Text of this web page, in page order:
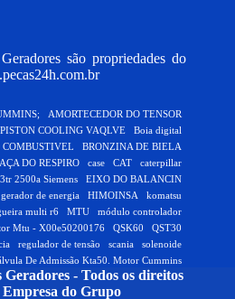
são propriedades do
AMORTECEDOR DO TENSOR
COOLING VAQLVE
Boia digital
COMBUSTIVEL
BRONZINA DE BIELA
DO RESPIRO case CAT
caterpillar
2500a Siemens
EIXO DO BALANCIN
gerador de energia HIMOINSA
komatsu
multi r6 MTU
módulo controlador
Mtu - X00e50200176 QSK60
QST30
regulador de tensão scania
solenoide
De Admissão Kta50. Motor Cummins
- Todos os direitos
do Grupo